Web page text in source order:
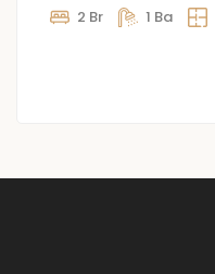
2 Br 1 Ba